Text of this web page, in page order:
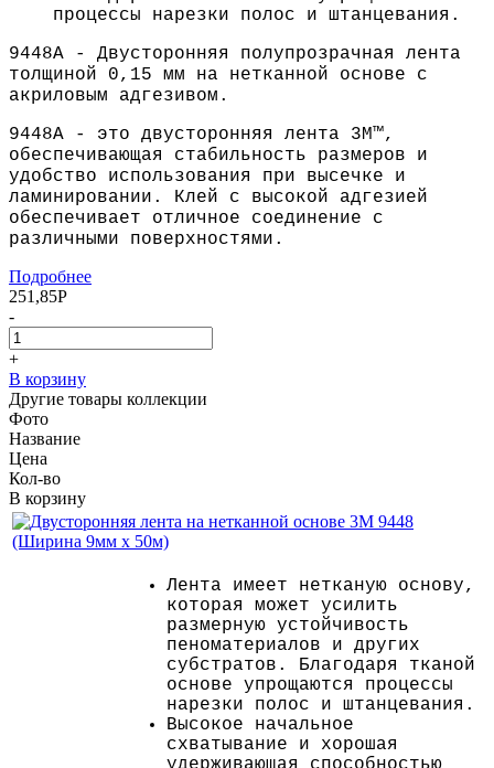
процессы нарезки полос и штанцевания.
9448A - Двусторонняя полупрозрачная лента
толщиной 0,15 мм на нетканной основе с
акриловым адгезивом.
9448A - это двусторонняя лента 3M™,
обеспечивающая стабильность размеров и
удобство использования при высечке и
ламинировании. Клей с высокой адгезией
обеспечивает отличное соединение с
различными поверхностями.
Подробнее
251,85Р
-
+
В корзину
Другие товары коллекции
Фото
Название
Цена
Кол-во
В корзину
Лента имеет нетканую основу,
которая может усилить
размерную устойчивость
пеноматериалов и других
субстратов. Благодаря тканой
основе упрощаются процессы
нарезки полос и штанцевания.
Высокое начальное
схватывание и хорошая